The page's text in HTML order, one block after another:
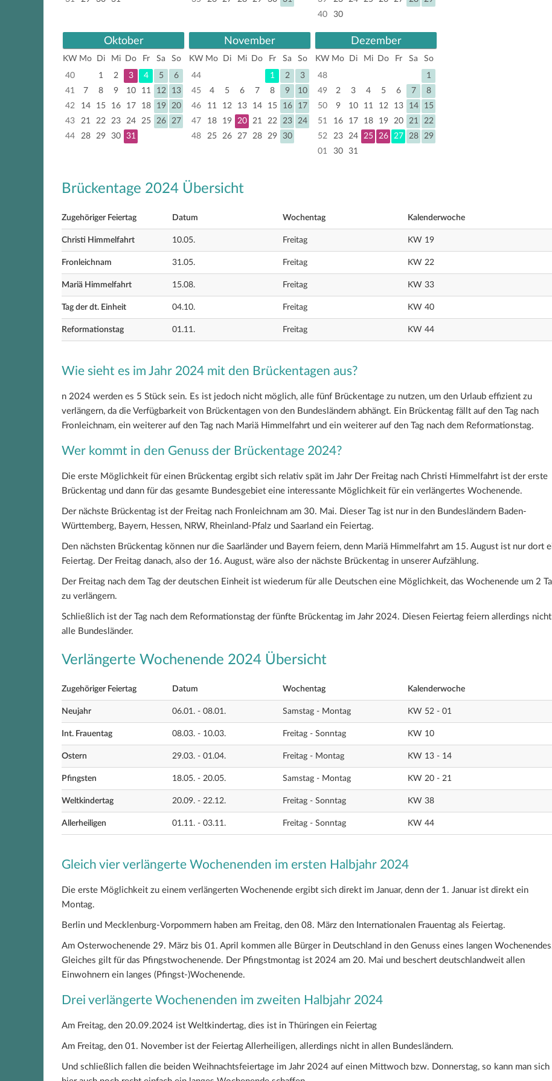
40
30
Oktober
KW Mo Di Mi Do Fr Sa
So
40
1 2 3 4 5
6
41
7 8 9 10 11 12
13
42
14 15 16 17 18 19
20
43
21 22 23 24 25 26
27
44
28 29 30 31
November
KW Mo Di Mi Do Fr Sa
So
44
1 2
3
45
4 5 6 7 8 9
10
46
11 12 13 14 15 16
17
47
18 19 20 21 22 23
24
48
25 26 27 28 29 30
Dezember
KW Mo Di Mi Do Fr Sa
So
48
1
49
2 3 4 5 6 7
8
50
9 10 11 12 13 14
15
51
16 17 18 19 20 21
22
52
23 24 25 26 27 28
29
01
30 31
Brückentage 2024 Übersicht
Zugehöriger Feiertag Datum Wochentag Kalenderwoche
Christi Himmelfahrt 10.05. Freitag KW 19
Fronleichnam 31.05. Freitag KW 22
Mariä Himmelfahrt 15.08. Freitag KW 33
Tag der dt. Einheit 04.10. Freitag KW 40
Reformationstag 01.11. Freitag KW 44
Wie sieht es im Jahr 2024 mit den Brückentagen aus?
n 2024 werden es 5 Stück sein. Es ist jedoch nicht möglich, alle fünf Brückentage zu nutzen, um den Urlaub effizient zu
verlängern, da die Verfügbarkeit von Brückentagen von den Bundesländern abhängt. Ein Brückentag fällt auf den Tag nach
Fronleichnam, ein weiterer auf den Tag nach Mariä Himmelfahrt und ein weiterer auf den Tag nach dem Reformationstag.
Wer kommt in den Genuss der Brückentage 2024?
Die erste Möglichkeit für einen Brückentag ergibt sich relativ spät im Jahr Der Freitag nach Christi Himmelfahrt ist der erste
Brückentag und dann für das gesamte Bundesgebiet eine interessante Möglichkeit für ein verlängertes Wochenende.
Der nächste Brückentag ist der Freitag nach Fronleichnam am 30. Mai. Dieser Tag ist nur in den Bundesländern Baden-
Württemberg, Bayern, Hessen, NRW, Rheinland-Pfalz und Saarland ein Feiertag.
Den nächsten Brückentag können nur die Saarländer und Bayern feiern, denn Mariä Himmelfahrt am 15. August ist nur dort
Feiertag. Der Freitag danach, also der 16. August, wäre also der nächste Brückentag in unserer Aufzählung.
Der Freitag nach dem Tag der deutschen Einheit ist wiederum für alle Deutschen eine Möglichkeit, das Wochenende um 2
zu verlängern.
Schließlich ist der Tag nach dem Reformationstag der fünfte Brückentag im Jahr 2024. Diesen Feiertag feiern allerdings nicht
alle Bundesländer.
Verlängerte Wochenende 2024 Übersicht
Zugehöriger Feiertag Datum Wochentag Kalenderwoche
Neujahr 06.01. - 08.01. Samstag - Montag KW 52 - 01
Int. Frauentag 08.03. - 10.03. Freitag - Sonntag KW 10
Ostern 29.03. - 01.04. Freitag - Montag KW 13 - 14
Pfingsten 18.05. - 20.05. Samstag - Montag KW 20 - 21
Weltkindertag 20.09. - 22.12. Freitag - Sonntag KW 38
Allerheiligen 01.11. - 03.11. Freitag - Sonntag KW 44
Gleich vier verlängerte Wochenenden im ersten Halbjahr 2024
Die erste Möglichkeit zu einem verlängerten Wochenende ergibt sich direkt im Januar, denn der 1. Januar ist direkt ein
Montag.
Berlin und Mecklenburg-Vorpommern haben am Freitag, den 08. März den Internationalen Frauentag als Feiertag.
Am Osterwochenende 29. März bis 01. April kommen alle Bürger in Deutschland in den Genuss eines langen
Gleiches gilt für das Pfingstwochenende. Der Pfingstmontag ist 2024 am 20. Mai und beschert deutschlandweit allen
Einwohnern ein langes (Pfingst-)Wochenende.
Drei verlängerte Wochenenden im zweiten Halbjahr 2024
Am Freitag, den 20.09.2024 ist Weltkindertag, dies ist in Thüringen ein Feiertag
Am Freitag, den 01. November ist der Feiertag Allerheiligen, allerdings nicht in allen Bundesländern.
Und schließlich fallen die beiden Weihnachtsfeiertage im Jahr 2024 auf einen Mittwoch bzw. Donnerstag, so kann man sich